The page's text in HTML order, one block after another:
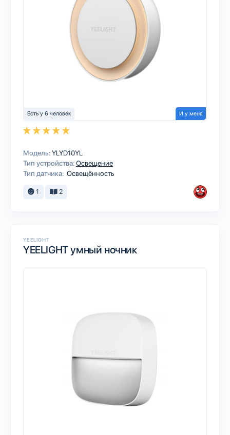
Есть у 6 человек И у меня
Модель:YLYD10YL
Тип устройства:Освещение
Тип датчика: Освещённость
1 2
YEELIGHT
YEELIGHT умный ночник